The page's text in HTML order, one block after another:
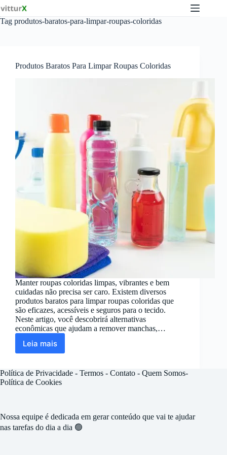
Pular
para
o
Tag produtos-baratos-para-limpar-roupas-coloridas
Produtos Baratos Para Limpar Roupas Coloridas
Manter roupas coloridas limpas, vibrantes e bem
cuidadas não precisa ser caro. Existem diversos
produtos baratos para limpar roupas coloridas que
são eficazes, acessíveis e seguros para o tecido.
Neste artigo, você descobrirá alternativas
econômicas que ajudam a remover manchas,…
Leia mais
Produtos
Limpar
Roupas
Política de Privacidade - Termos - Contato - Quem Somos-
Política de Cookies
Nossa equipe é dedicada em gerar conteúdo que vai te ajudar
nas tarefas do dia a dia 🟢